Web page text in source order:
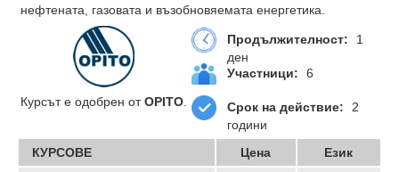
нефтената, газовата и възобновяемата енергетика.
Курсът е одобрен отOPITO.
Продължителност:
1
ден
Участници:
6
Срок на действие:
2
години
КУРСОВЕ
Цена Език